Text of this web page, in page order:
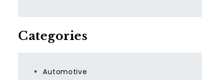
Categories
Automotive